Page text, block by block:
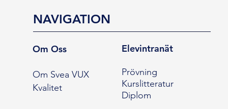
NAVIGATION
Om Oss
Om Svea VUX
Kvalitet
Elevintranät
Prövning
Kurslitteratur
Diplom